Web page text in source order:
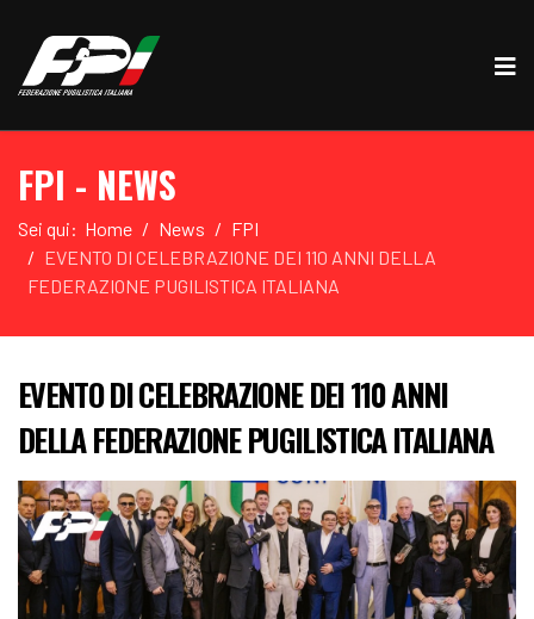
FPI - NEWS
Sei qui: Home News
FPI
EVENTO DI CELEBRAZIONE DEI 110 ANNI DELLA
FEDERAZIONE PUGILISTICA ITALIANA
EVENTO DI CELEBRAZIONE DEI 110 ANNI
DELLA FEDERAZIONE PUGILISTICA ITALIANA